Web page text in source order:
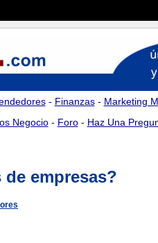
- Finanzas- Marketing
Negocio- Foro- Haz Una
empresas?